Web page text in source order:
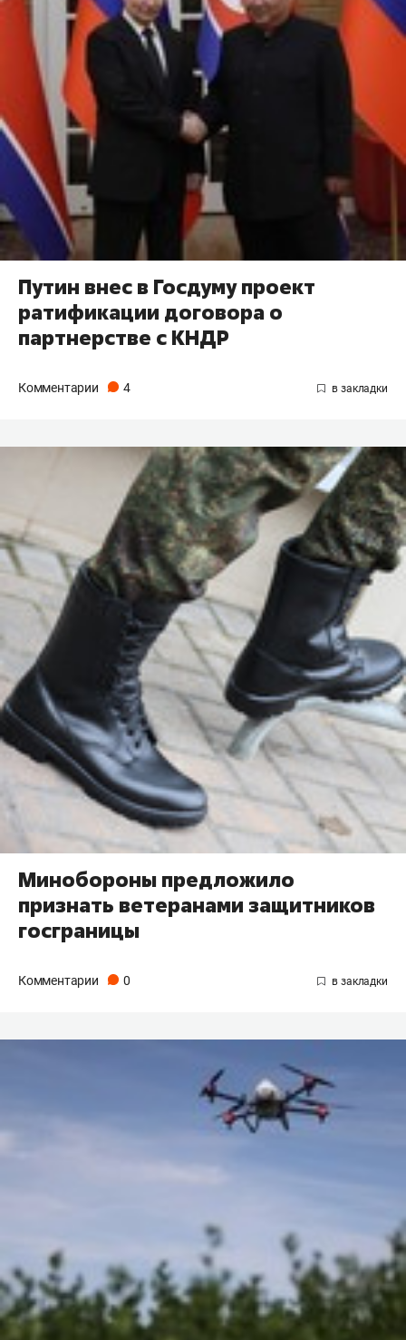
Путин внес в Госдуму проект
ратификации договора о
партнерстве с КНДР
Комментарии 4
Минобороны предложило
признать ветеранами защитников
госграницы
Комментарии 0